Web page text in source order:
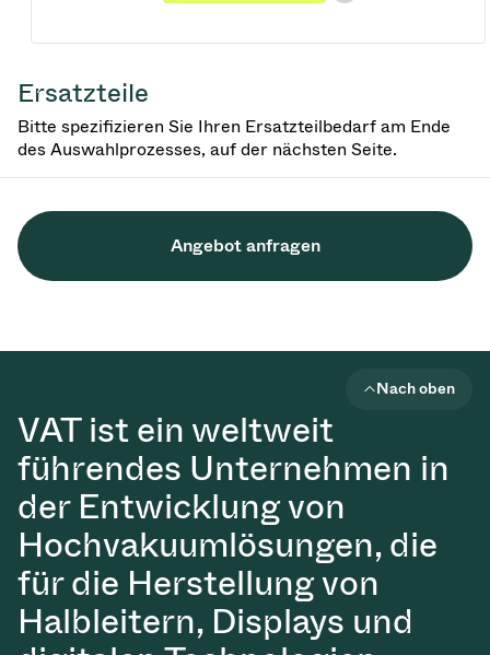
Ersatzteile
Bitte spezifizieren Sie Ihren Ersatzteilbedarf am Ende
des Auswahlprozesses, auf der nächsten Seite.
Angebot anfragen
VAT ist ein weltweit
führendes Unternehmen in
der Entwicklung von
Hochvakuumlösungen, die
für die Herstellung von
Halbleitern, Displays und
Nach oben